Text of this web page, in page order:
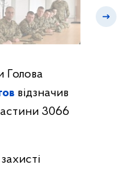
Голова
відзначив
3066